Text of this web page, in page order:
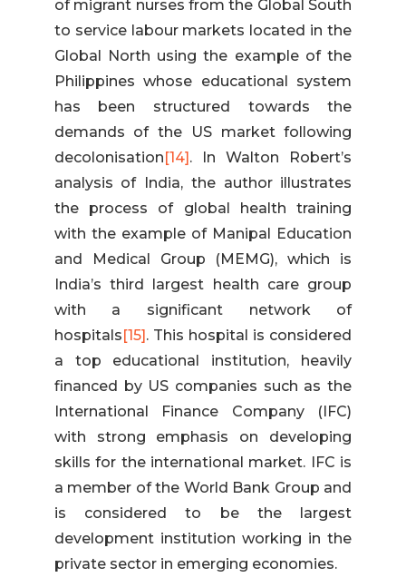
of migrant nurses from the Global South
to service labour markets located in the
Global North using the example of the
Philippines whose educational system
has been structured towards the
demands of the US market following
decolonisation[14]. In Walton Robert’s
analysis of India, the author illustrates
the process of global health training
with the example of Manipal Education
and Medical Group (MEMG), which is
India’s third largest health care group
with a significant network of
hospitals[15]. This hospital is considered
a top educational institution, heavily
financed by US companies such as the
International Finance Company (IFC)
with strong emphasis on developing
skills for the international market. IFC is
a member of the World Bank Group and
is considered to be the largest
development institution working in the
private sector in emerging economies.